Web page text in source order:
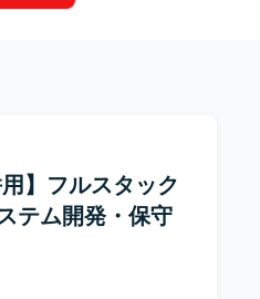
】フルスタック
テム開発・保守